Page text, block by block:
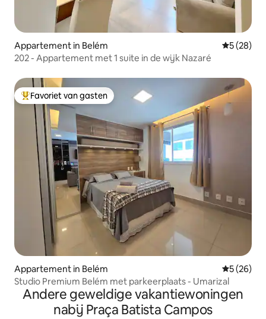
Appartement in Belém
5 (28)
202 - Appartement met 1 suite in de wijk Nazaré
Topfavoriet van gasten
Favoriet van gasten
Appartement in Belém
5 (26)
Studio Premium Belém met parkeerplaats - Umarizal
Andere geweldige vakantiewoningen
nabij Praça Batista Campos